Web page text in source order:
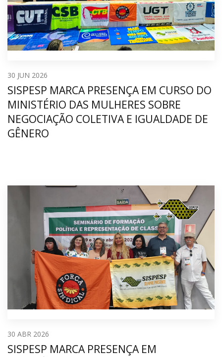
30 JUN 2026
SISPESP MARCA PRESENÇA EM CURSO DO
MINISTÉRIO DAS MULHERES SOBRE
NEGOCIAÇÃO COLETIVA E IGUALDADE DE
GÊNERO
30 ABR 2026
SISPESP MARCA PRESENÇA EM